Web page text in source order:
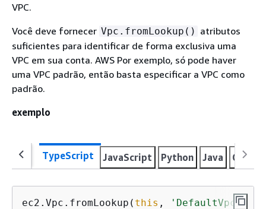
VPC.
Você deve fornecer Vpc.fromLookup() atributos
suficientes para identificar de forma exclusiva uma
VPC em sua conta. AWS Por exemplo, só pode haver
uma VPC padrão, então basta especificar a VPC como
padrão.
exemplo
TypeScript JavaScript Python Java C#
ec2.Vpc.fromLookup( this , 'DefaultVpc',